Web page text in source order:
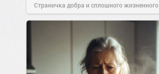
Страничка добра и сплошного жизненного
позитива!19:38Вчера